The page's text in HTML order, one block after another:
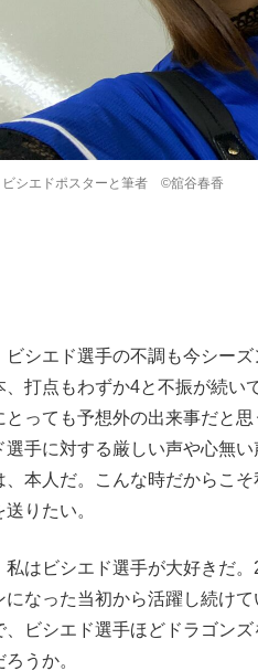
ビシエドポスターと筆者 ©舘谷春香
シエド選手の不調も今シーズ
、打点もわずか4と不振が続い
とっても予想外の出来事だと
選手に対する厳しい声や心無
、本人だ。こんな時だからこ
送りたい。
はビシエド選手が大好きだ。
になった当初から活躍し続け
、ビシエド選手ほどドラゴン
ろうか。